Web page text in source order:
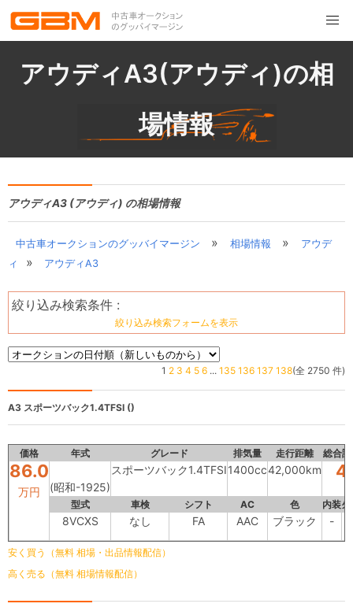
アウディA3(アウディ)の相
場情報
アウディA3 (アウディ) の相場情報
中古車オークションのグッバイマージン » 相場情報 »
アウデ
ィ
» アウディA3
絞り込み検索条件 :
絞り込み検索フォームを表示
1 2 3 4 5 6 ... 135 136 137 138(全 2750 件)
A3 スポーツバック1.4TFSI ()
価格 年式 グレード 排気量 走行距離 総合評
86.0
万円 (昭和-1925)
スポーツバック1.4TFSI1400cc42,000km 4
型式 車検 シフト AC 色 内装
8VCXS なし FA AAC ブラック -
安く買う（無料 相場・出品情報配信）
高く売る（無料 相場情報配信）